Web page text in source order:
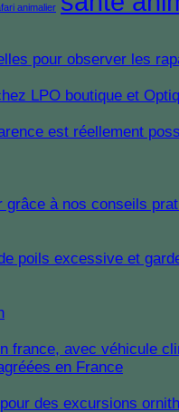
animalier
LPO boutique et
en France